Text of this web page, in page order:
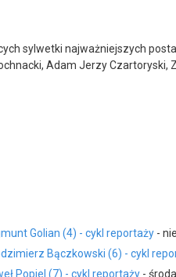
sylwetki najważniejszych
Adam Jerzy
Golian (4) - cykl reportaży -
Bączkowski (6) - cykl
Popiel (7) - cykl reportaży -